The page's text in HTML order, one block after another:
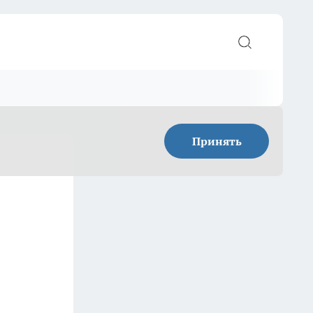
Принять